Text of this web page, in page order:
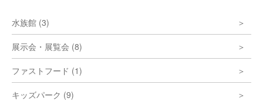
水族館 (3)
展示会・展覧会 (8)
ファストフード (1)
キッズパーク (9)